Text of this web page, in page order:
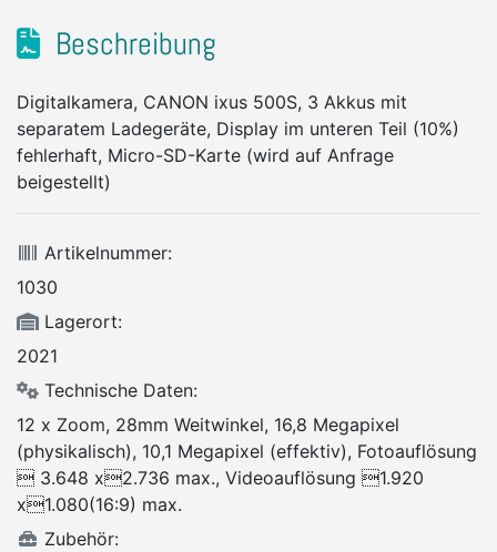
Beschreibung
Digitalkamera, CANON ixus 500S, 3 Akkus mit
separatem Ladegeräte, Display im unteren Teil (10%)
fehlerhaft, Micro-SD-Karte (wird auf Anfrage
beigestellt)
Artikelnummer:
1030
Lagerort:
2021
Technische Daten:
12 x Zoom, 28mm Weitwinkel, 16,8 Megapixel
(physikalisch), 10,1 Megapixel (effektiv), Fotoauflösung
 3.648 x2.736 max., Videoauflösung 1.920
x1.080(16:9) max.
Zubehör: